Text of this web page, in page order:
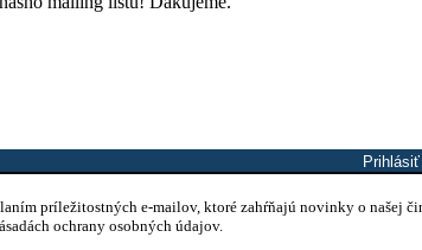
príležitostných e-mailov, ktoré zahŕňajú novinky o našej
ochrany osobných údajov.